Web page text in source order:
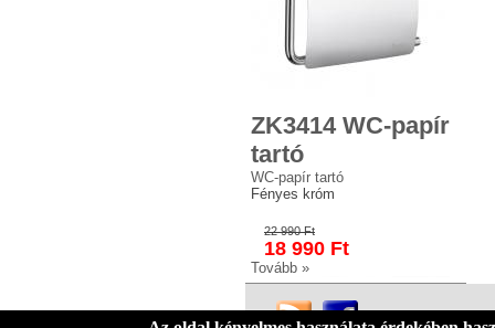
ZK3414 WC-papír
tartó
WC-papír tartó
Fényes króm
22 990 Ft
18 990 Ft
Tovább »